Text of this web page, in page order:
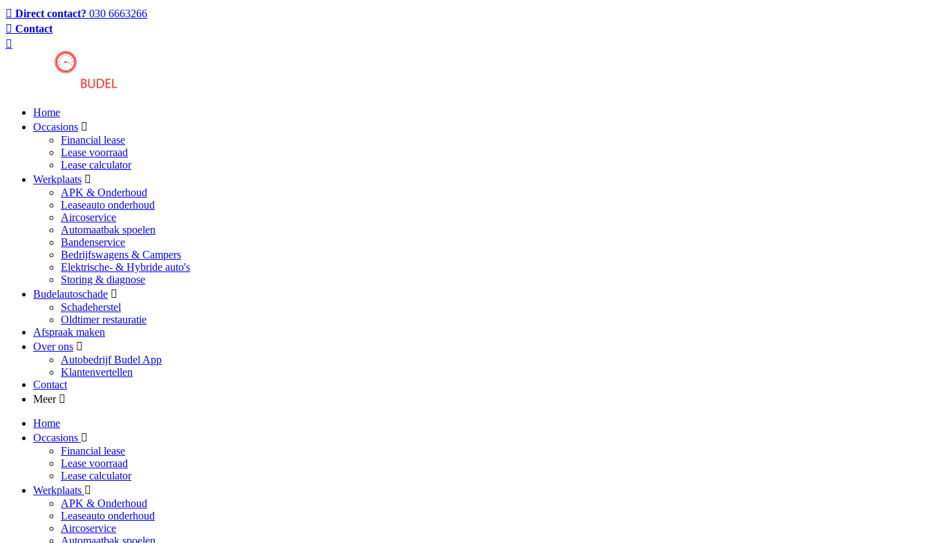
Direct contact? 030 6663266
Contact
Home
Occasions
Financial lease
Lease voorraad
Lease calculator
Werkplaats
APK & Onderhoud
Leaseauto onderhoud
Aircoservice
Automaatbak spoelen
Bandenservice
Bedrijfswagens & Campers
Elektrische- & Hybride auto's
Storing & diagnose
Budelautoschade
Schadeherstel
Oldtimer restauratie
Afspraak maken
Over ons
Autobedrijf Budel App
Klantenvertellen
Contact
Meer
Home
Occasions
Financial lease
Lease voorraad
Lease calculator
Werkplaats
APK & Onderhoud
Leaseauto onderhoud
Aircoservice
Automaatbak spoelen